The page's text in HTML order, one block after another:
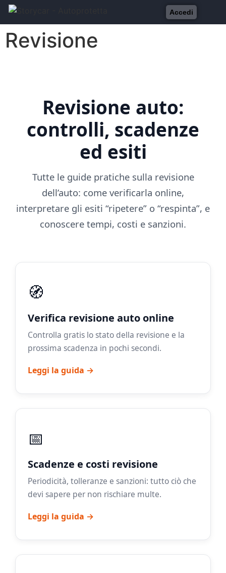
Accedi
Revisione
Revisione auto:
controlli, scadenze
ed esiti
Tutte le guide pratiche sulla revisione
dell’auto: come verificarla online,
interpretare gli esiti “ripetere” o “respinta”, e
conoscere tempi, costi e sanzioni.
🧭
Verifica revisione auto online
Controlla gratis lo stato della revisione e la
prossima scadenza in pochi secondi.
Leggi la guida →
📅
Scadenze e costi revisione
Periodicità, tolleranze e sanzioni: tutto ciò che
devi sapere per non rischiare multe.
Leggi la guida →